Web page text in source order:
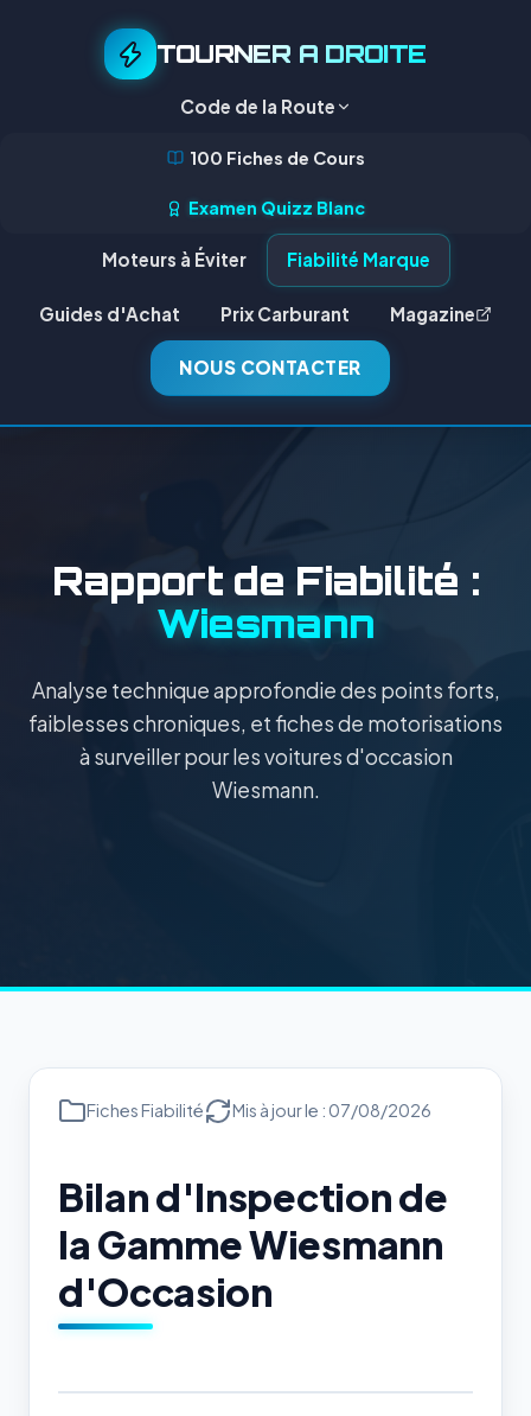
TOURNER A DROITE
Code de la Route
100 Fiches de Cours
Examen Quizz Blanc
Moteurs à Éviter Fiabilité Marque
Guides d'Achat Prix Carburant Magazine
NOUS CONTACTER
Rapport de Fiabilité :
Wiesmann
Analyse technique approfondie des points forts,
faiblesses chroniques, et fiches de motorisations
à surveiller pour les voitures d'occasion
Wiesmann.
Fiches Fiabilité Mis à jour le : 07/08/2026
Bilan d'Inspection de
la Gamme Wiesmann
d'Occasion